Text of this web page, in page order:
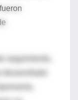
seguimiento,